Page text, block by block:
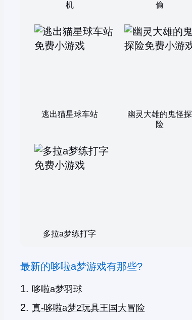
机
偷
逃出猫星球车站
幽灵大雄的鬼怪探
险
多拉a梦练打字
最新的哆啦a梦游戏有那些?
哆啦a梦羽球
真-哆啦a梦2玩具王国大冒险